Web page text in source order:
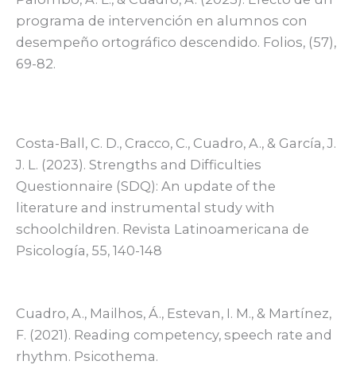
programa de intervención en alumnos con
desempeño ortográfico descendido. Folios, (57),
69-82.
Costa-Ball, C. D., Cracco, C., Cuadro, A., & García, J.
J. L. (2023). Strengths and Difficulties
Questionnaire (SDQ): An update of the
literature and instrumental study with
schoolchildren. Revista Latinoamericana de
Psicología, 55, 140-148
Cuadro, A., Mailhos, Á., Estevan, I. M., & Martínez,
F. (2021). Reading competency, speech rate and
rhythm. Psicothema.